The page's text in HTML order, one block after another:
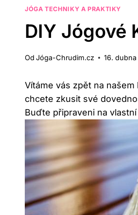
JÓGA TECHNIKY A PRAKTIKY
DIY Jógové
Od Jóga-Chrudim.cz 16.
Vítáme vás zpět na
chcete zkusit své
Buďte připraveni na